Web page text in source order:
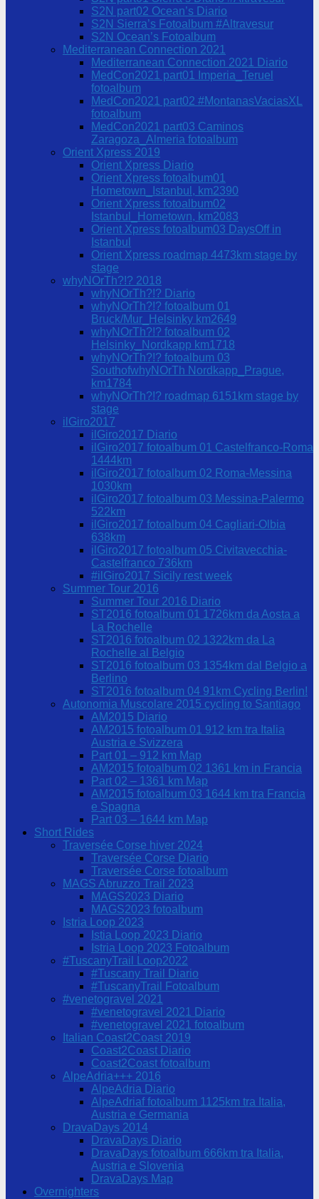
S2N part02 Ocean’s Diario
S2N Sierra’s Fotoalbum #Altravesur
S2N Ocean’s Fotoalbum
Mediterranean Connection 2021
Mediterranean Connection 2021 Diario
MedCon2021 part01 Imperia_Teruel
fotoalbum
MedCon2021 part02 #MontanasVaciasXL
fotoalbum
MedCon2021 part03 Caminos
Zaragoza_Almeria fotoalbum
Orient Xpress 2019
Orient Xpress Diario
Orient Xpress fotoalbum01
Hometown_Istanbul, km2390
Orient Xpress fotoalbum02
Istanbul_Hometown, km2083
Orient Xpress fotoalbum03 DaysOff in
Istanbul
Orient Xpress roadmap 4473km stage by
stage
whyNOrTh?!? 2018
whyNOrTh?!? Diario
whyNOrTh?!? fotoalbum 01
Bruck/Mur_Helsinky km2649
whyNOrTh?!? fotoalbum 02
Helsinky_Nordkapp km1718
whyNOrTh?!? fotoalbum 03
SouthofwhyNOrTh Nordkapp_Prague,
km1784
whyNOrTh?!? roadmap 6151km stage by
stage
ilGiro2017
ilGiro2017 Diario
ilGiro2017 fotoalbum 01 Castelfranco-Roma
1444km
ilGiro2017 fotoalbum 02 Roma-Messina
1030km
ilGiro2017 fotoalbum 03 Messina-Palermo
522km
ilGiro2017 fotoalbum 04 Cagliari-Olbia
638km
ilGiro2017 fotoalbum 05 Civitavecchia-
Castelfranco 736km
#ilGiro2017 Sicily rest week
Summer Tour 2016
Summer Tour 2016 Diario
ST2016 fotoalbum 01 1726km da Aosta a
La Rochelle
ST2016 fotoalbum 02 1322km da La
Rochelle al Belgio
ST2016 fotoalbum 03 1354km dal Belgio a
Berlino
ST2016 fotoalbum 04 91km Cycling Berlin!
Autonomia Muscolare 2015 cycling to Santiago
AM2015 Diario
AM2015 fotoalbum 01 912 km tra Italia
Austria e Svizzera
Part 01 – 912 km Map
AM2015 fotoalbum 02 1361 km in Francia
Part 02 – 1361 km Map
AM2015 fotoalbum 03 1644 km tra Francia
e Spagna
Part 03 – 1644 km Map
Short Rides
Traversée Corse hiver 2024
Traversée Corse Diario
Traversée Corse fotoalbum
MAGS Abruzzo Trail 2023
MAGS2023 Diario
MAGS2023 fotoalbum
Istria Loop 2023
Istia Loop 2023 Diario
Istria Loop 2023 Fotoalbum
#TuscanyTrail Loop2022
#Tuscany Trail Diario
#TuscanyTrail Fotoalbum
#venetogravel 2021
#venetogravel 2021 Diario
#venetogravel 2021 fotoalbum
Italian Coast2Coast 2019
Coast2Coast Diario
Coast2Coast fotoalbum
AlpeAdria+++ 2016
AlpeAdria Diario
AlpeAdriaf fotoalbum 1125km tra Italia,
Austria e Germania
DravaDays 2014
DravaDays Diario
DravaDays fotoalbum 666km tra Italia,
Austria e Slovenia
DravaDays Map
Overnighters